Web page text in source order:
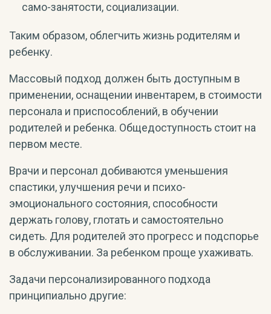
само-занятости, социализации.
Таким образом, облегчить жизнь родителям и
ребенку.
Массовый подход должен быть доступным в
применении, оснащении инвентарем, в стоимости
персонала и приспособлений, в обучении
родителей и ребенка. Общедоступность стоит на
первом месте.
Врачи и персонал добиваются уменьшения
спастики, улучшения речи и психо-
эмоционального состояния, способности
держать голову, глотать и самостоятельно
сидеть. Для родителей это прогресс и подспорье
в обслуживании. За ребенком проще ухаживать.
Задачи персонализированного подхода
принципиально другие: